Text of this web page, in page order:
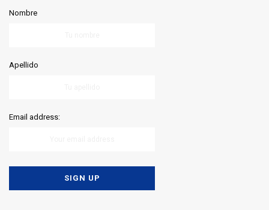
Nombre
Apellido
Email address: